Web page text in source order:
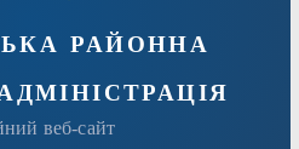
районна
веб-сайт